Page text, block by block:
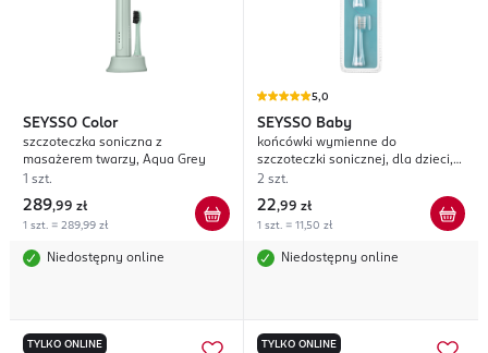
SEYSSO Color
szczoteczka soniczna z
masażerem twarzy, Aqua Grey
1 szt.
289,99 zł
1 szt. = 289,99 zł
Niedostępny online
5,0
SEYSSO Baby
końcówki wymienne do
szczoteczki sonicznej, dla dzieci,
18-36 miesięcy
2 szt.
22,99 zł
1 szt. = 11,50 zł
Niedostępny online
TYLKO ONLINE TYLKO ONLINE